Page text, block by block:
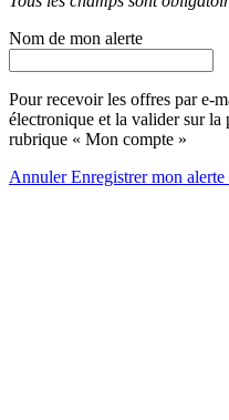
Nom de mon alerte
Pour recevoir les offres par e-
électronique et la valider sur la
rubrique « Mon compte »
AnnulerEnregistrer mon alerte